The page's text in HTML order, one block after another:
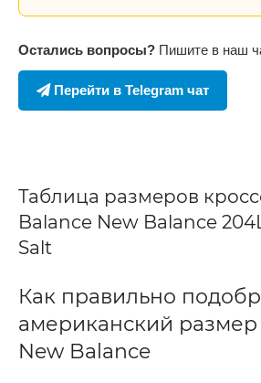
Остались вопросы? Пишите в наш
Перейти в Telegram чат
Таблица размеров
Balance New Balance
Salt
Как правильно
американский размер
New Balance